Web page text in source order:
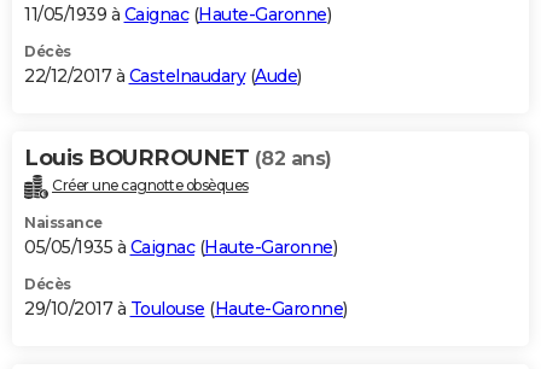
11/05/1939 à Caignac(Haute-Garonne)
Décès
22/12/2017 à Castelnaudary(Aude)
Louis BOURROUNET (82 ans)
Créer une cagnotte obsèques
Naissance
05/05/1935 à Caignac(Haute-Garonne)
Décès
29/10/2017 à Toulouse (Haute-Garonne)